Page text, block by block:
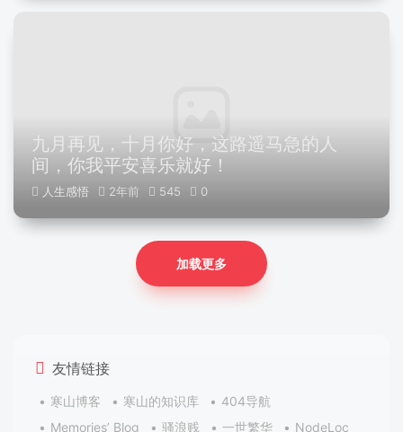
九月再见，十月你好，这路遥马急的人
间，你我平安喜乐就好！
人生感悟 2年前 545 0
加载更多
友情链接
寒山博客 寒山的知识库
404导航
Memories’ Blog
骚浪贱 一世繁华 NodeLoc